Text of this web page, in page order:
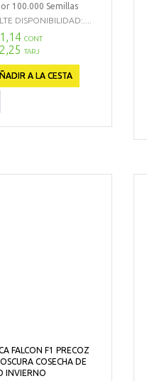
100.000 Semillas
DISPONIBILIDAD:....
CONT
TARJ
A LA CESTA
FALCON F1 PRECOZ
COSECHA DE
INVIERNO